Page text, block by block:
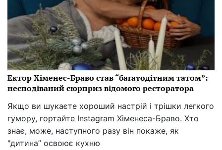
Ектор Хіменес-Браво став “багатодітним татом”:
несподіваний сюрприз відомого ресторатора
Якщо ви шукаєте хороший настрій і трішки легкого
гумору, гортайте Instagram Хіменеса-Браво. Хто
знає, може, наступного разу він покаже, як
"дитина” освоює кухню